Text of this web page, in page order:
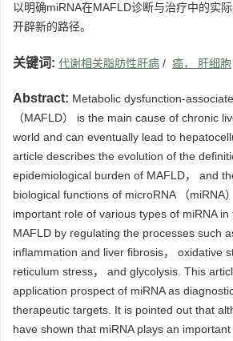
以明确miRNA在MAFLD诊断与治疗中的实
开辟新的路径。
关键词: 代谢相关脂肪性肝病 / 癌， 肝细胞
Abstract: Metabolic dysfunction-
（MAFLD） is the main cause of chronic
world and can eventually lead to
article describes the evolution of the
epidemiological burden of MAFLD， and
biological functions of microRNA （miRNA
important role of various types of miRNA
MAFLD by regulating the processes such
inflammation and liver fibrosis， oxidative
reticulum stress， and glycolysis. This
application prospect of miRNA as
therapeutic targets. It is pointed out that
have shown that miRNA plays an